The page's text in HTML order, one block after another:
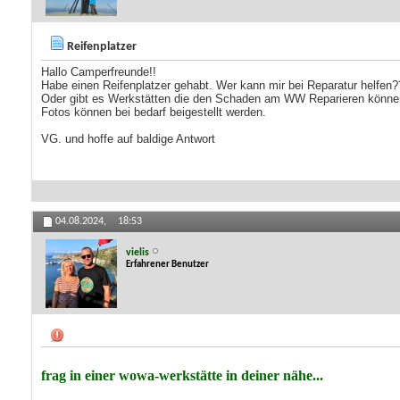
Reifenplatzer
Hallo Camperfreunde!!
Habe einen Reifenplatzer gehabt. Wer kann mir bei Reparatur
Oder gibt es Werkstätten die den Schaden am WW Reparieren
Fotos können bei bedarf beigestellt werden.
VG. und hoffe auf baldige Antwort
04.08.2024, 18:53
vielis
Erfahrener Benutzer
frag in einer wowa-werkstätte in deiner nähe...